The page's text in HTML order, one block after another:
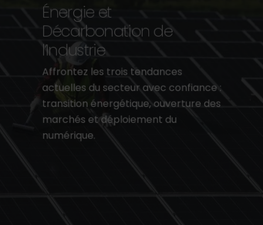
Énergie et
Décarbonation de
l’Industrie
Affrontez les trois tendances
actuelles du secteur avec confiance :
transition énergétique, ouverture des
marchés et déploiement du
numérique.